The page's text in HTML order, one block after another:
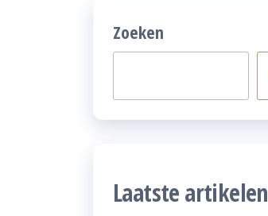
Zoeken
Laatste artikelen